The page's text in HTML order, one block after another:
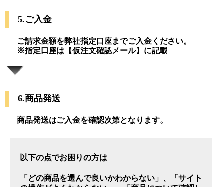
5.ご入金
ご請求金額を弊社指定口座までご入金ください。
※指定口座は【仮注文確認メール】に記載
6.商品発送
商品発送はご入金を確認次第となります。
以下の点でお困りの方は
「どの商品を選んで良いかわからない」、「サイト